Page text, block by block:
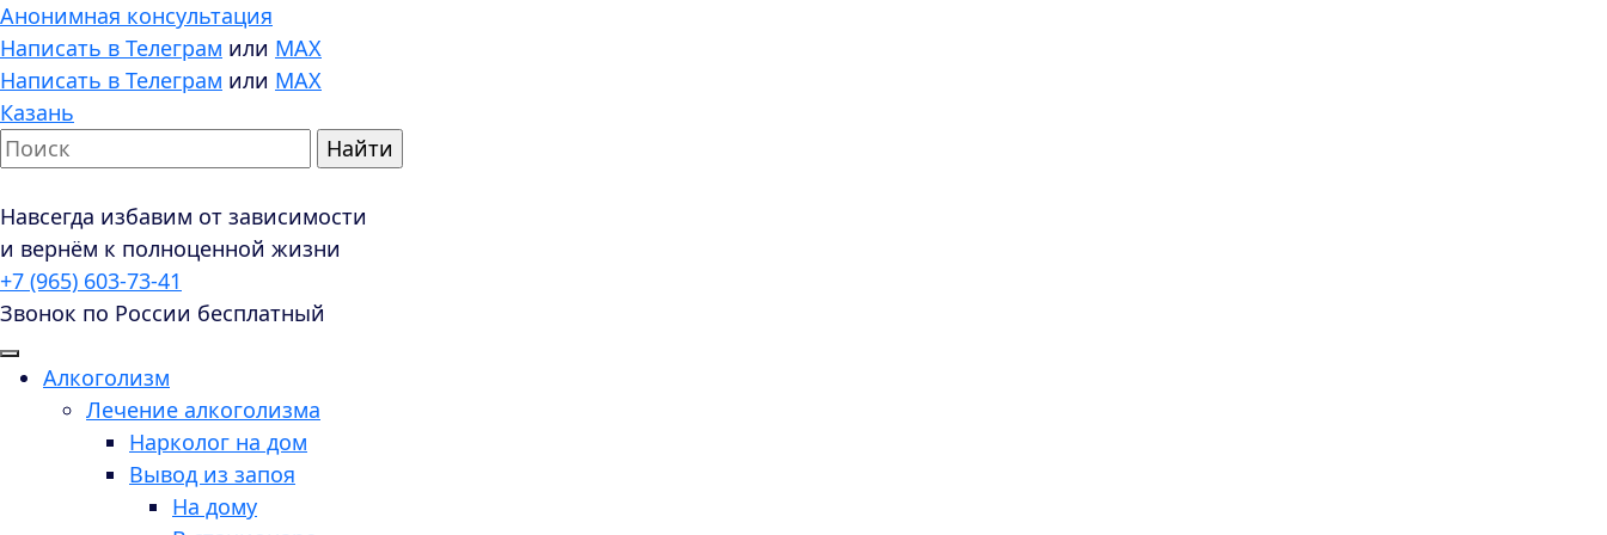
Анонимная консультация
Написать в Телеграм или MAX
Написать в Телеграм или MAX
Казань
Навсегда избавим от зависимости
и вернём к полноценной жизни
+7 (965) 603-73-41
Звонок по России бесплатный
Алкоголизм
Лечение алкоголизма
Нарколог на дом
Вывод из запоя
На дому